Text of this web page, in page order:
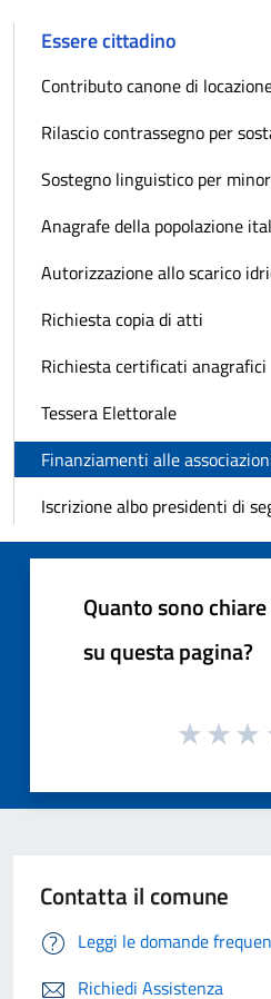
Essere cittadino
Contributo canone di
Rilascio contrassegno per
Sostegno linguistico per
Anagrafe della popolazione
Autorizzazione allo scarico
Richiesta copia di atti
Richiesta certificati anagrafici
Tessera Elettorale
Finanziamenti alle
Iscrizione albo presidenti di
Quanto sono
su questa pagina?
Contatta il comune
Leggi le domande
Richiedi Assistenza